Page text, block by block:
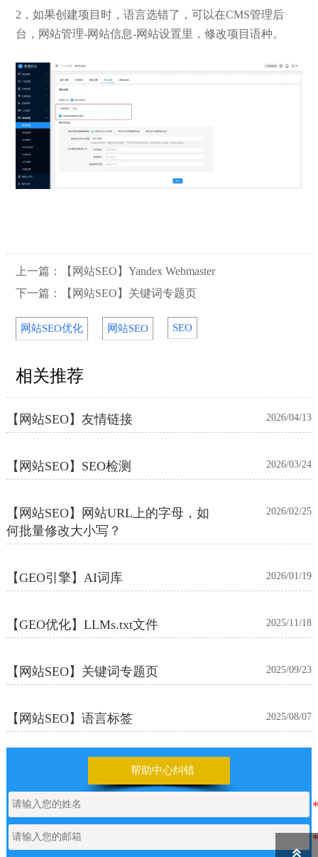
2，如果创建项目时，语言选错了，可以在CMS管理后
台，网站管理-网站信息-网站设置里，修改项目语种。
上一篇：
【网站SEO】Yandex Webmaster
下一篇：
【网站SEO】关键词专题页
网站SEO优化 网站SEO SEO
相关推荐
【网站SEO】IndexNow协议
【网站SEO】定时获取资讯
【网站SEO】产品/新闻智能排期发布
【网站SEO】友情链接 2026/04/13
【网站SEO】SEO检测 2026/03/24
【网站SEO】网站URL上的字母，如
何批量修改大小写？
2026/02/25
【GEO引擎】AI词库 2026/01/19
【GEO优化】LLMs.txt文件 2025/11/18
【网站SEO】关键词专题页 2025/09/23
【网站SEO】语言标签 2025/08/07
【网站SEO】Yandex Webmaster
【网站SEO】Canonical标签
【网站SEO】关键词管理 2025/06/05
帮助中心纠错
